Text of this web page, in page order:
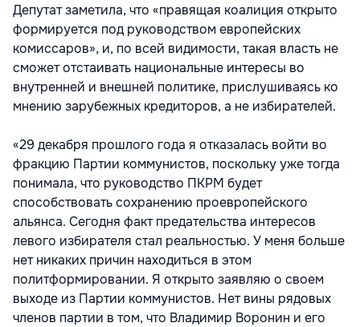
Депутат заметила, что «правящая коалиция открыто
формируется под руководством европейских
комиссаров», и, по всей видимости, такая власть не
сможет отстаивать национальные интересы во
внутренней и внешней политике, прислушиваясь ко
мнению зарубежных кредиторов, а не избирателей.
«29 декабря прошлого года я отказалась войти во
фракцию Партии коммунистов, поскольку уже тогда
понимала, что руководство ПКРМ будет
способствовать сохранению проевропейского
альянса. Сегодня факт предательства интересов
левого избирателя стал реальностью. У меня больше
нет никаких причин находиться в этом
политформировании. Я открыто заявляю о своем
выходе из Партии коммунистов. Нет вины рядовых
членов партии в том, что Владимир Воронин и его